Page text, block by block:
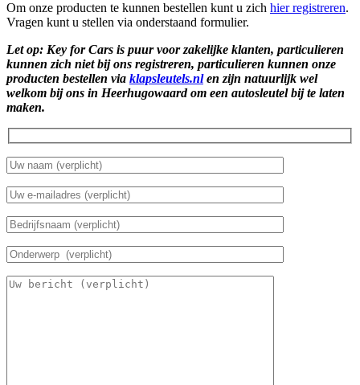
Om onze producten te kunnen bestellen kunt u zich hier registreren.
Vragen kunt u stellen via onderstaand formulier.
Let op: Key for Cars is puur voor zakelijke klanten, particulieren
kunnen zich niet bij ons registreren, particulieren kunnen onze
producten bestellen via klapsleutels.nlen zijn natuurlijk wel
welkom bij ons in Heerhugowaard om een autosleutel bij te laten
maken.